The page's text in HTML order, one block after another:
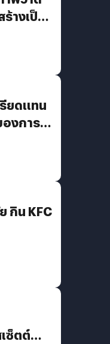
างเป็น
ยดแทน
งการ
กิน KFC
ซ็ตต์